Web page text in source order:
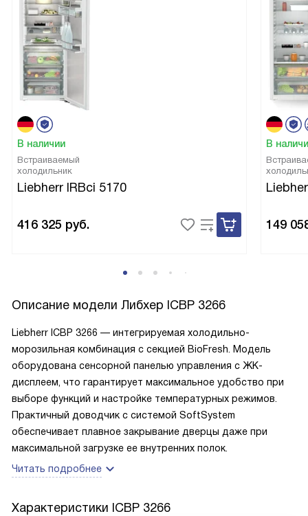
В наличии
Встраиваемый
холодильник
Liebherr IRBci 5170
416 325 руб.
В
149
Описание модели Либхер ICBP 3266
Liebherr ICBP 3266 — интегрируемая холодильно-
морозильная комбинация с секцией BioFresh. Модель
оборудована сенсорной панелью управления с ЖК-
дисплеем, что гарантирует максимальное удобство при
выборе функций и настройке температурных режимов.
Практичный доводчик с системой SoftSystem
обеспечивает плавное закрывание дверцы даже при
максимальной загрузке ее внутренних полок.
Читать подробнее
Характеристики ICBP 3266